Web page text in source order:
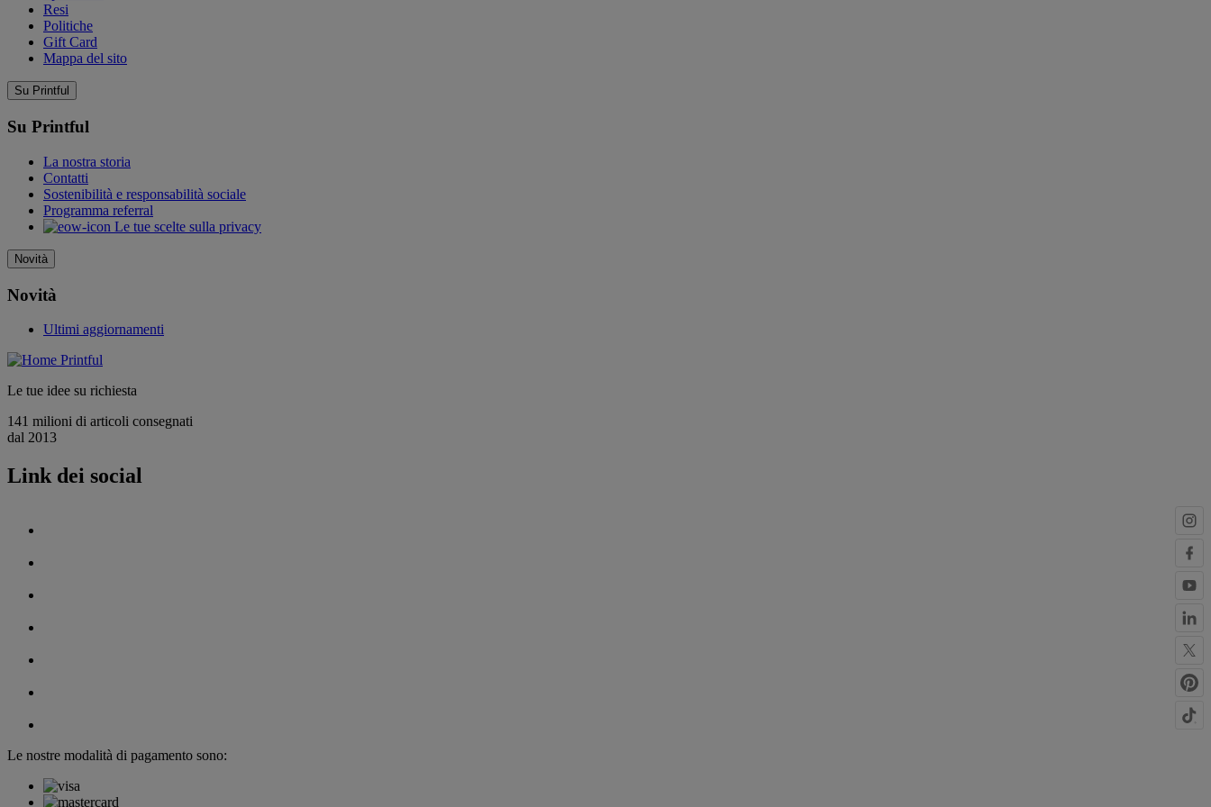
Resi
Politiche
Gift Card
Mappa del sito
Su Printful
Su Printful
La nostra storia
Contatti
Sostenibilità e responsabilità sociale
Programma referral
Le tue scelte sulla privacy
Novità
Novità
Ultimi aggiornamenti
Le tue idee su richiesta
141 milioni di articoli consegnati
dal 2013
Link dei social
Le nostre modalità di pagamento sono: